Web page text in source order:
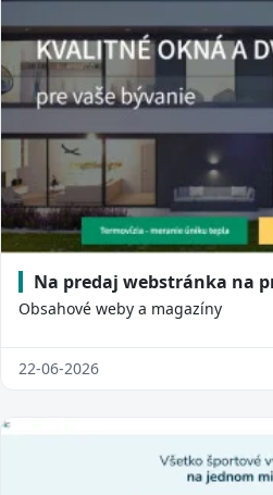
Na predaj webstránka na
Obsahové weby a magazíny
22-06-2026